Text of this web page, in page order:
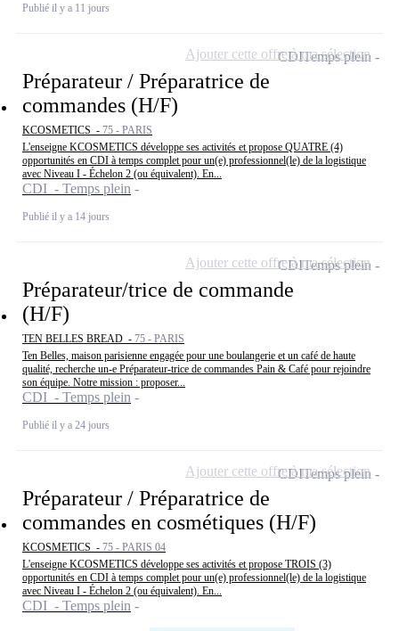
Publié il y a 11 jours
Préparateur / Préparatrice de
commandes (H/F)
KCOSMETICS - 75 - PARIS
L'enseigne KCOSMETICS développe ses activités et propose QUATRE (4)
opportunités en CDI à temps complet pour un(e) professionnel(le) de la logistique
avec Niveau I - Échelon 2 (ou équivalent). En...
CDI - Temps plein
Publié il y a 14 jours
CDITemps plein
Ajouter cette offre à ma sélection
Préparateur/trice de commande
(H/F)
TEN BELLES BREAD - 75 - PARIS
Ten Belles, maison parisienne engagée pour une boulangerie et un café de haute
qualité, recherche un-e Préparateur-trice de commandes Pain & Café pour rejoindre
son équipe. Notre mission : proposer...
CDI - Temps plein
Publié il y a 24 jours
CDITemps plein
Ajouter cette offre à ma sélection
Préparateur / Préparatrice de
commandes en cosmétiques (H/F)
KCOSMETICS - 75 - PARIS 04
L'enseigne KCOSMETICS développe ses activités et propose TROIS (3)
opportunités en CDI à temps complet pour un(e) professionnel(le) de la logistique
avec Niveau I - Échelon 2 (ou équivalent). En...
CDI - Temps plein
CDITemps plein
Ajouter cette offre à ma sélection